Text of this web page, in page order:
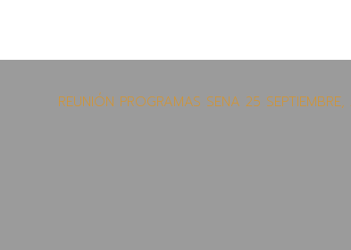
REUNIÓN PROGRAMAS SENA 25